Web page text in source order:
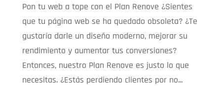
Pon tu web a tope con el Plan Renove ¿Sientes
que tu página web se ha quedado obsoleta? ¿Te
gustaría darle un diseño moderno, mejorar su
rendimiento y aumentar tus conversiones?
Entonces, nuestro Plan Renove es justo lo que
necesitas. ¿Estás perdiendo clientes por no...